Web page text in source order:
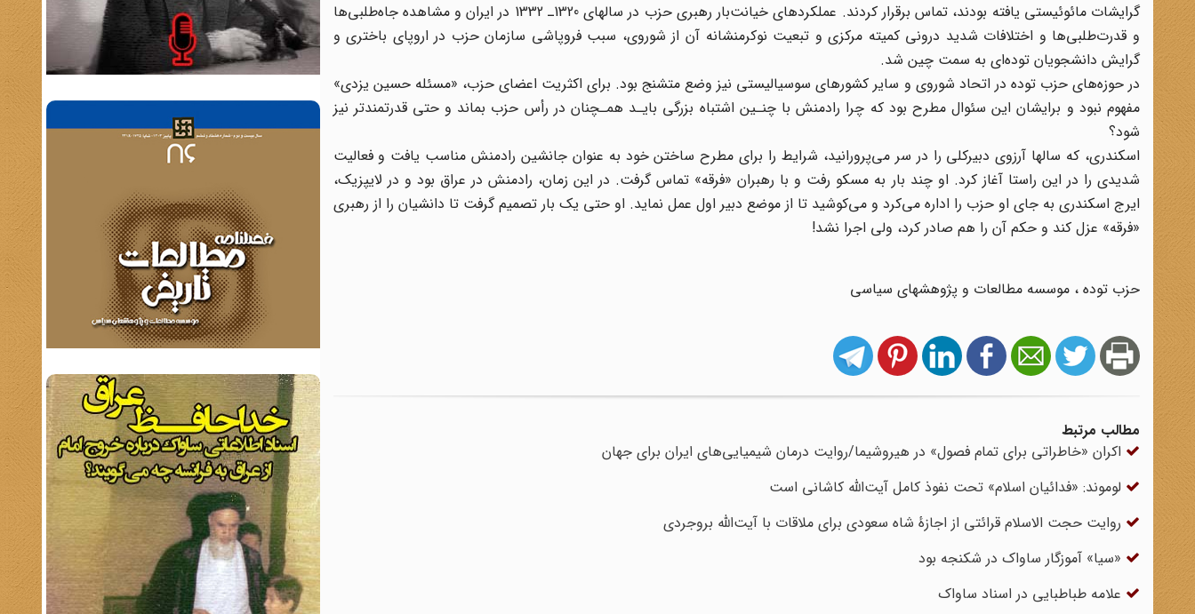
گرایشات مائوئیستی یافته بودند، تماس برقرار کردند. عملکردهای خیانت‌بار رهبری حزب در سالهای 1320ـ 1332 در ایران و مشاهده جاه‌طلبی‌ها
و قدرت‌طلبی‌ها و اختلافات شدید درونی کمیته مرکزی و تبعیت نوکرمنشانه آن از شوروی، سبب فروپاشی سازمان حزب در اروپای باختری و
گرایش دانشجویان توده‌ای به سمت چین شد.
در حوزه‌های حزب توده در اتحاد شوروی و سایر کشورهای سوسیالیستی نیز وضع متشنج بود. برای اکثریت اعضای حزب، «مسئله حسین یزدی»
مفهوم نبود و برایشان این سئوال مطرح بود که چرا رادمنش با چنـین اشتباه بزرگی بایـد همـچنان در رأس حزب بماند و حتی قدرتمند‌تر نیز
شود؟
اسکندری، که سالها آرزوی دبیرکلی را در سر می‌پرورانید، شرایط را برای مطرح ساختن خود به عنوان جانشین رادمنش مناسب یافت و فعالیت
شدیدی را در این راستا آغاز کرد. او چند بار به مسکو رفت و با رهبران «فرقه» تماس گرفت. در این زمان، رادمنش در عراق بود و در لایپزیک،
ایرج اسکندری به جای او حزب را اداره می‌کرد و می‌کوشید تا از موضع دبیر اول عمل نماید. او حتی یک بار تصمیم گرفت تا دانشیان را از رهبری
«فرقه» عزل کند و حکم آن را هم صادر کرد، ولی اجرا نشد!
حزب توده ، موسسه مطالعات و پژوهشهای سیاسی
مطالب مرتبط
اکران «خاطراتی برای تمام فصول» در هیروشیما/روایت درمان شیمیایی‌های ایران برای جهان
لوموند: «فدائیان اسلام» تحت نفوذ کامل آیت‌الله کاشانی است
روایت حجت الاسلام قرائتی از اجازهٔ شاه سعودی برای ملاقات با آیت‌الله بروجردی
«سیا» آموزگار ساواک در شکنجه بود
علامه طباطبایی در اسناد ساواک